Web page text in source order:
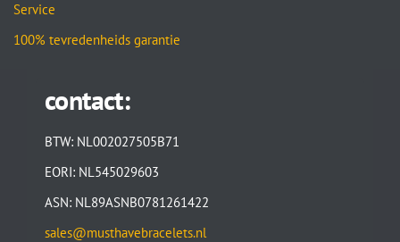
Service
100% tevredenheids garantie
contact:
BTW: NL002027505B71
EORI: NL545029603
ASN: NL89ASNB0781261422
sales@musthavebracelets.nl